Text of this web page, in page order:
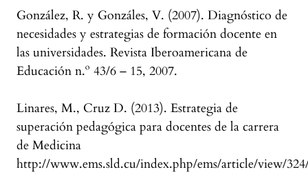
González, R. y Gonzáles, V. (2007). Diagnóstico de
necesidades y estrategias de formación docente en
las universidades. Revista Iberoamericana de
Educación n.º 43/6 – 15, 2007.
Linares, M., Cruz D. (2013). Estrategia de
superación pedagógica para docentes de la carrera
de Medicina
http://www.ems.sld.cu/index.php/ems/article/view/